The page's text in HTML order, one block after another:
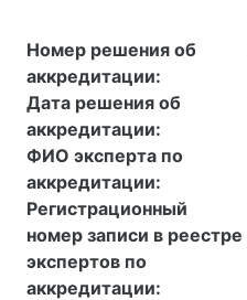
Номер решения об
аккредитации:
Дата решения об
аккредитации:
ФИО эксперта по
аккредитации:
Регистрационный
номер записи в реестре
экспертов по
аккредитации: